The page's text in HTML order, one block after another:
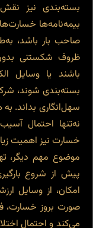
بسته‌بندی نیز
بیمه‌نامه‌ها
صاحب بار باشد،
ظروف شکستنی
باشند یا وسایل
بسته‌بندی شوند،
سهل‌انگاری بداند.
نه‌تنها احتمال
خسارت نیز اهمیت
موضوع مهم دیگر،
پیش از شروع
امکان، از وسایل
صورت بروز خسارت،
می‌کند و احتمال